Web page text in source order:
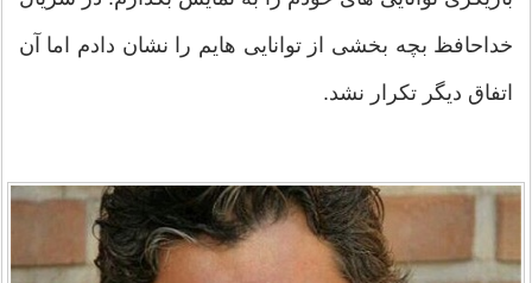
خداحافظ بچه بخشی از توانایی هایم را نشان دادم اما آن
اتفاق دیگر تکرار نشد.